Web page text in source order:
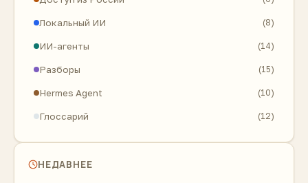
Локальный ИИ (8)
ИИ-агенты (14)
Разборы (15)
Hermes Agent (10)
Глоссарий (12)
НЕДАВНЕЕ